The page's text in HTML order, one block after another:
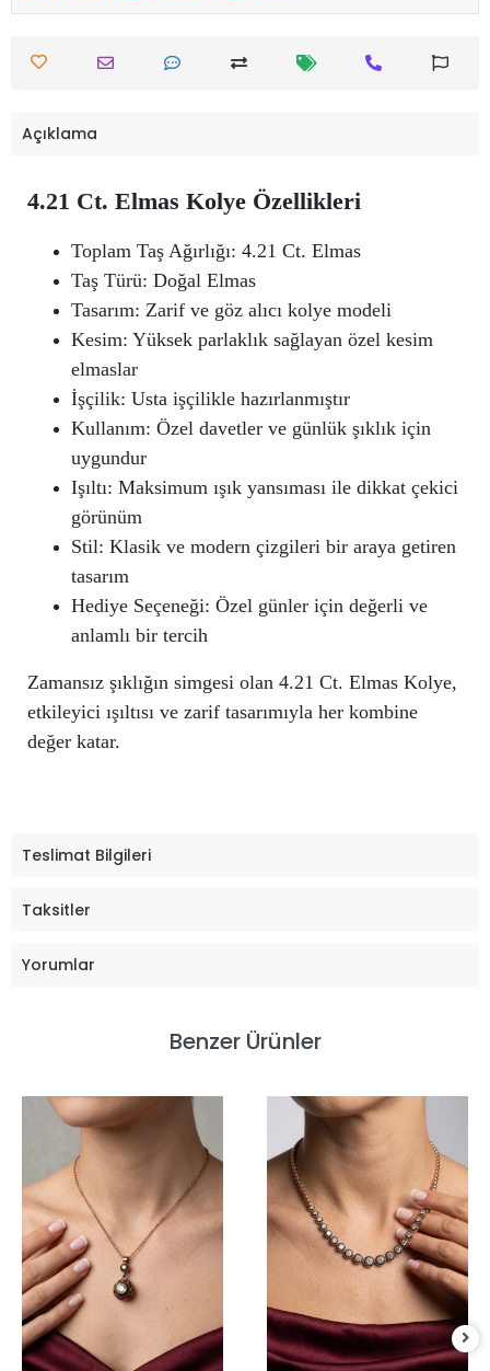
Açıklama
4.21 Ct. Elmas Kolye Özellikleri
Toplam Taş Ağırlığı: 4.21 Ct. Elmas
Taş Türü: Doğal Elmas
Tasarım: Zarif ve göz alıcı kolye modeli
Kesim: Yüksek parlaklık sağlayan özel kesim
elmaslar
İşçilik: Usta işçilikle hazırlanmıştır
Kullanım: Özel davetler ve günlük şıklık için
uygundur
Işıltı: Maksimum ışık yansıması ile dikkat çekici
görünüm
Stil: Klasik ve modern çizgileri bir araya getiren
tasarım
Hediye Seçeneği: Özel günler için değerli ve
anlamlı bir tercih
Zamansız şıklığın simgesi olan 4.21 Ct. Elmas Kolye,
etkileyici ışıltısı ve zarif tasarımıyla her kombine
değer katar.
Teslimat Bilgileri
Taksitler
Yorumlar
Benzer Ürünler